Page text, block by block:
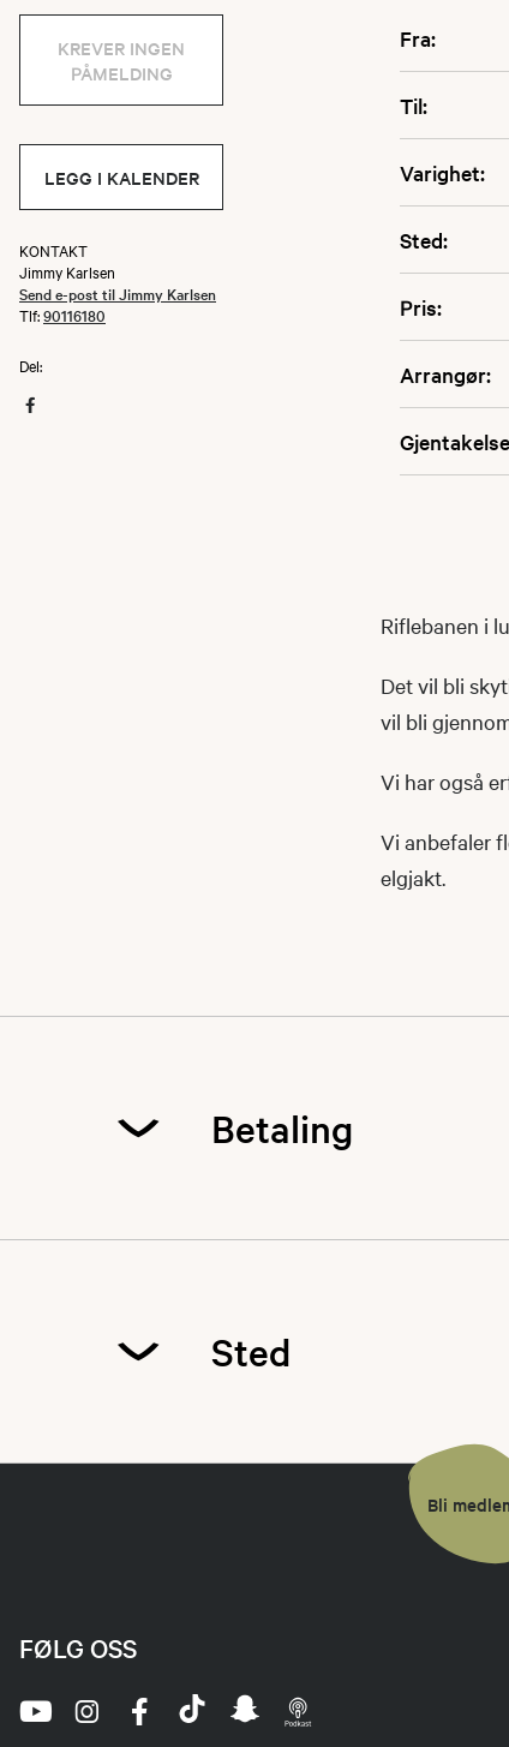
Fra:
Til:
Varighet:
Sted:
Pris:
Arrangør:
Gjentakelse
KREVER INGEN
PÅMELDING
LEGG I KALENDER
KONTAKT
Jimmy Karlsen
Send e-post til Jimmy Karlsen
Tlf:90116180
Del:
Riflebanen i
Det vil bli
vil bli
Vi har også
Vi anbefaler
elgjakt.
Betaling
Sted
Bli
FØLG OSS